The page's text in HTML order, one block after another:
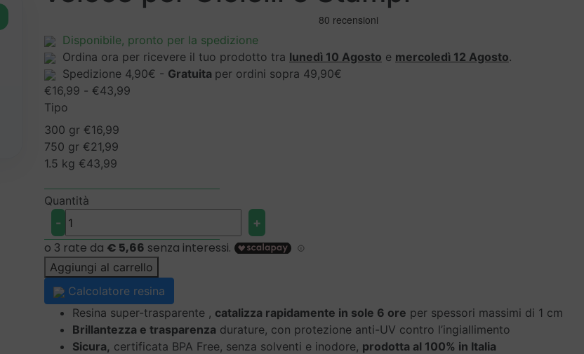
Disponibile, pronto per la spedizione
Ordina ora per ricevere il tuo prodotto tra lunedì 10 Agosto e mercoledì 12 Agosto.
Spedizione 4,90€ - Gratuita per ordini sopra 49,90€
€16,99 - €43,99
€43,99
Tipo
300 gr €16,99
750 gr €21,99
1.5 kg €43,99
Quantità
CREATION"
-
Resina
Epossidica
veloce
per
Gioielli
- +
Aggiungi al carrello
Calcolatore resina
Resina super-trasparente , catalizza rapidamente in sole 6 ore per spessori massimi di 1 cm
Brillantezza e trasparenza durature, con protezione anti-UV contro l’ingiallimento
Sicura, certificata BPA Free, senza solventi e inodore, prodotta al 100% in Italia